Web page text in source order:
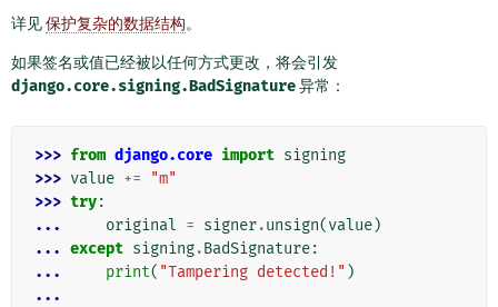
详见保护复杂的数据结构。
如果签名或值已经被以任何方式更改，将会引发
django.core.signing.BadSignature异常：
>>> from django.core import signing
>>> value +=
"m"
>>> try:
...
original = signer.unsign(value)
... except signing.BadSignature:
...
print( "Tampering detected!" )
...